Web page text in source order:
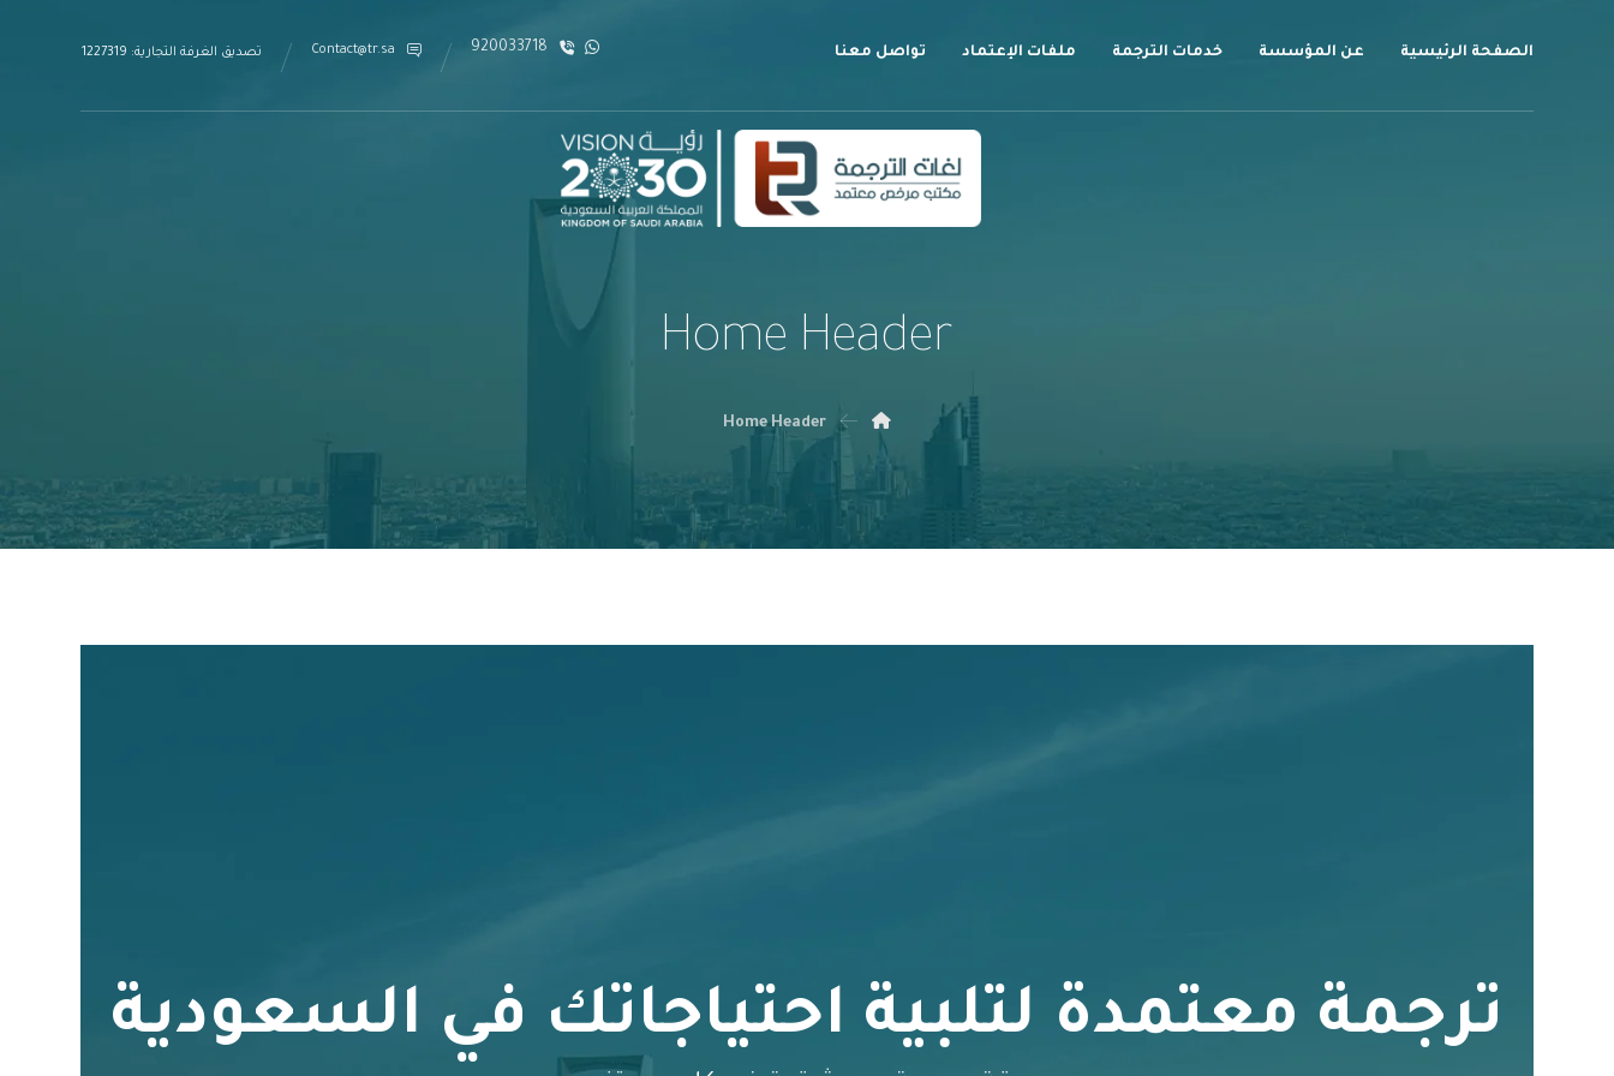
الصفحة الرئيسية عن المؤسسة خدمات الترجمة ملفات الإعتماد تواصل معنا تصديق الغرفة التجارية: 1227319 Contact@tr.sa 920033718
Home Header
Home Header
ترجمة معتمدة لتلبية احتياجاتك في السعودية